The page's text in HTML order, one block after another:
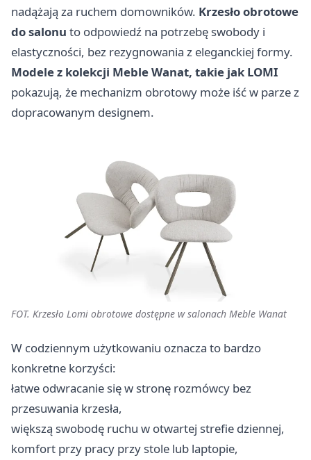
nadążają za ruchem domowników. Krzesło obrotowe
do salonu to odpowiedź na potrzebę swobody i
elastyczności, bez rezygnowania z eleganckiej formy.
Modele z kolekcji Meble Wanat, takie jak LOMI
pokazują, że mechanizm obrotowy może iść w parze z
dopracowanym designem.
FOT. Krzesło Lomi obrotowe dostępne w salonach Meble Wanat
W codziennym użytkowaniu oznacza to bardzo
konkretne korzyści:
łatwe odwracanie się w stronę rozmówcy bez
przesuwania krzesła,
większą swobodę ruchu w otwartej strefie dziennej,
komfort przy pracy przy stole lub laptopie,